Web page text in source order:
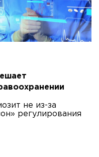
не из-за
регулирования